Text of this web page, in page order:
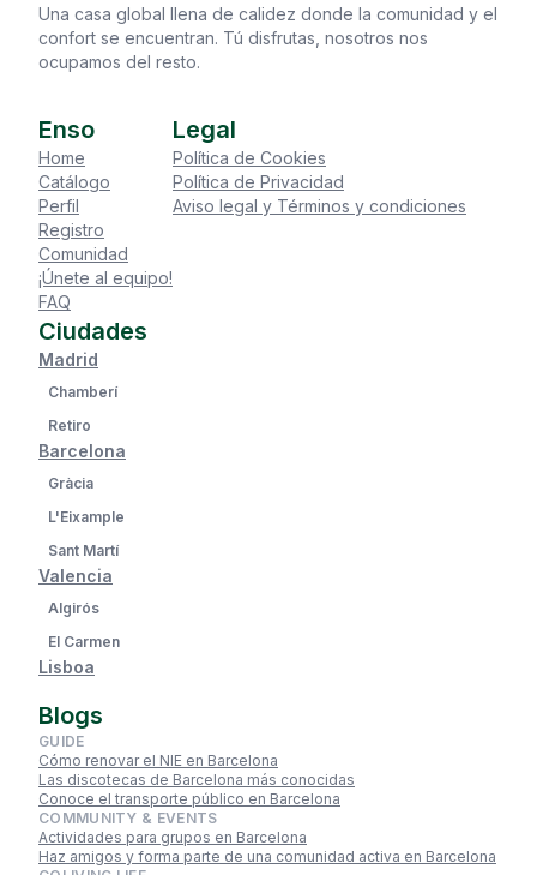
Una casa global llena de calidez donde la comunidad y el
confort se encuentran. Tú disfrutas, nosotros nos
ocupamos del resto.
Enso
Home
Catálogo
Perfil
Registro
Comunidad
¡Únete al equipo!
FAQ
Legal
Política de Cookies
Política de Privacidad
Aviso legal y Términos y condiciones
Ciudades
Madrid
Chamberí
Retiro
Barcelona
Gràcia
L'Eixample
Sant Martí
Valencia
Algirós
El Carmen
Lisboa
Blogs
GUIDE
Cómo renovar el NIE en Barcelona
Las discotecas de Barcelona más conocidas
Conoce el transporte público en Barcelona
COMMUNITY & EVENTS
Actividades para grupos en Barcelona
Haz amigos y forma parte de una comunidad activa en Barcelona